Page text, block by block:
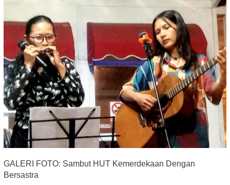
GALERI FOTO: Sambut HUT Kemerdekaan Dengan
Bersastra